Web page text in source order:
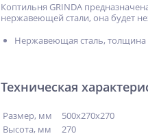
Коптильня GRINDA
нержавеющей стали, она будет
Нержавеющая сталь,
Техническая
Размер, мм
500х270х270
Высота, мм
270